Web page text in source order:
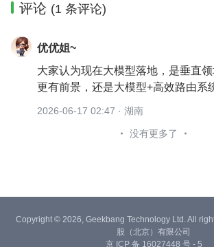
评论 (1 条评论)
优优姐~
大家认为现在大模型落地，是垂直
更有前景，还是大模型+高效路由系
2026-06-17 02:47 · 湖南
没有更多了
Copyright © 2026, Geekbang Technology Ltd. All
股（北京）有限公司
京 ICP 备 16027448 号 - 5